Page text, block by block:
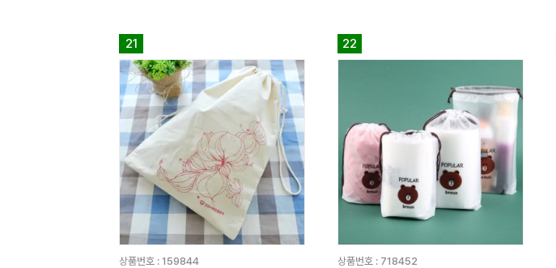
21
상품번호 : 159844
22
상품번호 : 718452